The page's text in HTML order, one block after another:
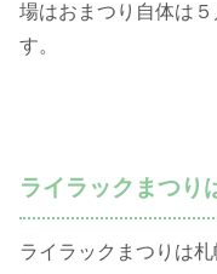
場はおまつり自体は
す。
ライラックまつり
ライラックまつりは